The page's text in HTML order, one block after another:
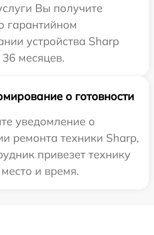
Вы получите
гарантийном
устройства Sharp
месяцев.
о готовности
уведомление о
ремонта техники Sharp,
привезет технику
и время.